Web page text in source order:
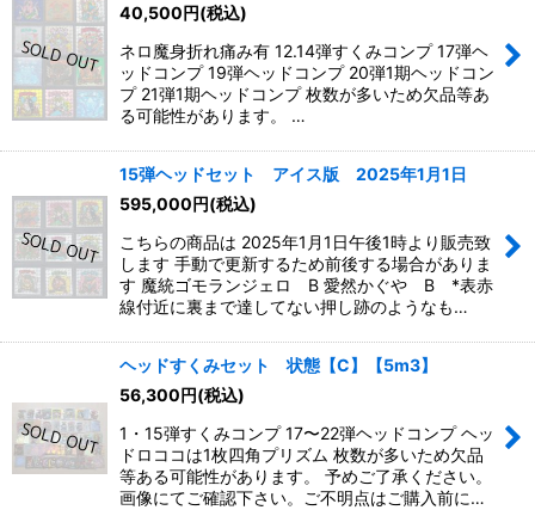
40,500 円(税込)
ネロ魔身折れ痛み有 12.14弾すくみコンプ 17弾ヘ
ッドコンプ 19弾ヘッドコンプ 20弾1期ヘッドコン
プ 21弾1期ヘッドコンプ 枚数が多いため欠品等あ
る可能性があります。 …
15弾ヘッドセット アイス版 2025年1月1日
595,000 円(税込)
こちらの商品は 2025年1月1日午後1時より販売致
します 手動で更新するため前後する場合がありま
す 魔統ゴモランジェロ B 愛然かぐや B *表赤
線付近に裏まで達してない押し跡のようなも…
ヘッドすくみセット 状態【C】【5m3】
56,300 円(税込)
1・15弾すくみコンプ 17〜22弾ヘッドコンプ ヘッ
ドロココは1枚四角プリズム 枚数が多いため欠品
等ある可能性があります。 予めご了承ください。
画像にてご確認下さい。ご不明点はご購入前に…